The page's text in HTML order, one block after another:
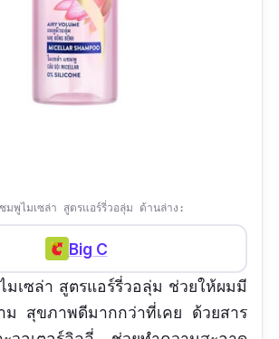
มพูไมเซล่า สูตรแอร์รี่วอลุ่ม ด้านล่าง:
Big C
มเซล่า สูตรแอร์รี่วอลุ่ม ช่วยให้ผมมี
ม สุขภาพดีมากกว่าที่เคย ด้วยสาร